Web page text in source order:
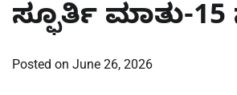
ಸ್ಫೂರ್ತಿ ಮಾತು-
Posted on June 26, 2026